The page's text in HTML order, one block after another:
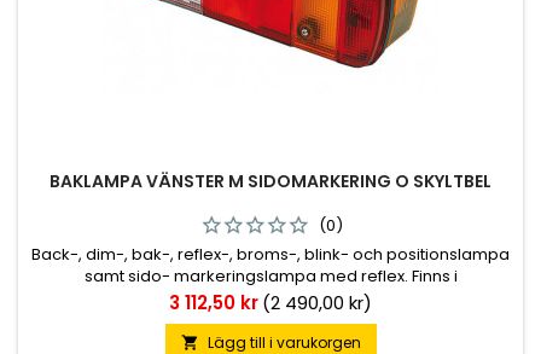
BAKLAMPA VÄNSTER M SIDOMARKERING O SKYLTBEL
(0)
Back-, dim-, bak-, reflex-, broms-, blink- och positionslampa
samt sido- markeringslampa med reflex. Finns i
vänster/högerutförande samt vänsterutförande med
skyltbelysning. Lampan förekommer bl.a. på Scania-4 serien.
M8 fästbultar.
Pris
3 112,50 kr(2 490,00 kr)
 Lägg till i varukorgen